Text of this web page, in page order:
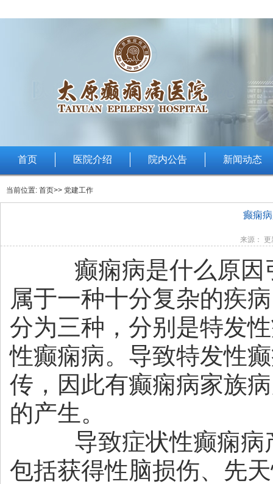
首页 医院介绍 院内公告 新闻动态
当前位置: 首页>> 党建工作
癫痫
来源：
癫痫病是什么原因
属于一种十分复杂的疾
分为三种，分别是特发
性癫痫病。导致特发性
传，因此有癫痫病家族
的产生。
导致症状性癫痫病
包括获得性脑损伤、先